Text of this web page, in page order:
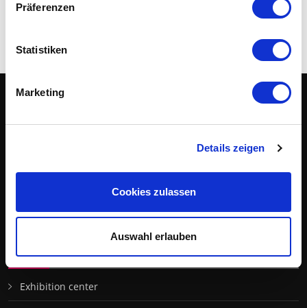
Präferenzen
Statistiken
Marketing
Details zeigen
Cookies zulassen
Auswahl erlauben
CNCOutlet
machines. With us, theory and practice can be perfectly combined
in a way that is hardly possible anywhere else."
Managing director CNC Outlet Center GmbH
SITEMAP
Exhibition center